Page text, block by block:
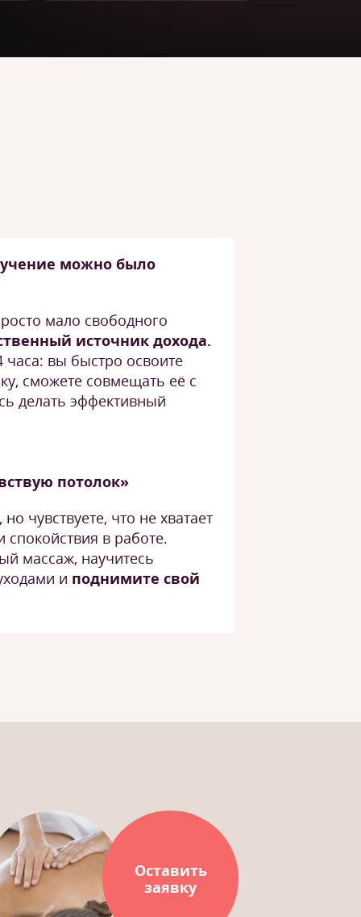
можно было
мало свободного
источник дохода.
часа: вы быстро освоите
сможете совмещать её с
делать эффективный
потолок»
чувствуете, что не хватает
в работе.
массаж, научитесь
и поднимите свой
Оставить
заявку